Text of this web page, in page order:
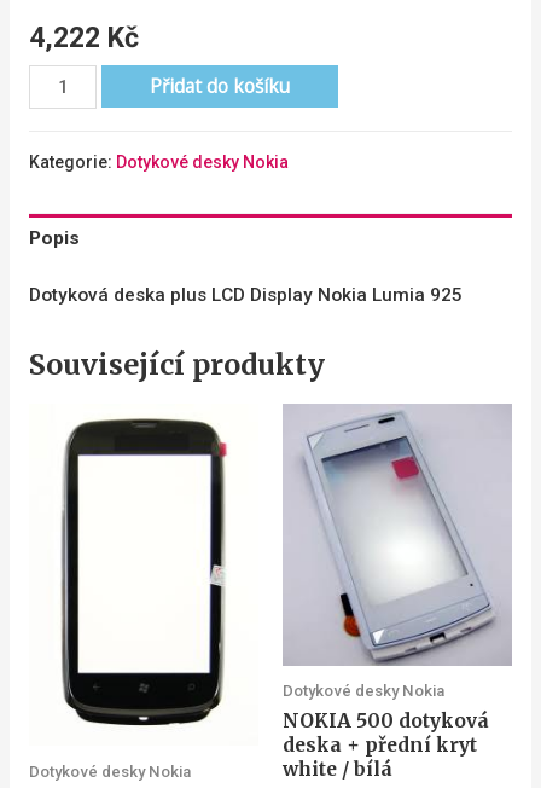
4,222 Kč
Přidat do košíku
Kategorie: Dotykové desky Nokia
Popis
Dotyková deska plus LCD Display Nokia Lumia 925
Související produkty
Dotykové desky Nokia
Dotykové desky Nokia
NOKIA 500 dotyková
deska + přední kryt
white / bílá